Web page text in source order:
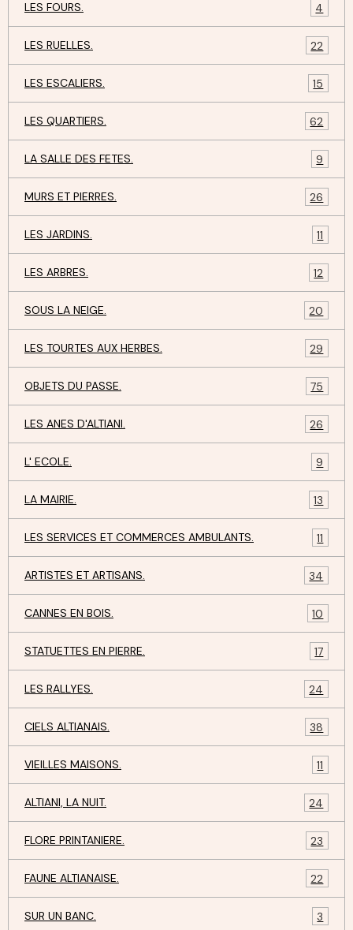
LES FOURS. 4
LES RUELLES. 22
LES ESCALIERS. 15
LES QUARTIERS. 62
LA SALLE DES FETES. 9
MURS ET PIERRES. 26
LES JARDINS. 11
LES ARBRES. 12
SOUS LA NEIGE. 20
LES TOURTES AUX HERBES. 29
OBJETS DU PASSE. 75
LES ANES D'ALTIANI. 26
L' ECOLE. 9
LA MAIRIE. 13
LES SERVICES ET COMMERCES AMBULANTS. 11
ARTISTES ET ARTISANS. 34
CANNES EN BOIS. 10
STATUETTES EN PIERRE. 17
LES RALLYES. 24
CIELS ALTIANAIS. 38
VIEILLES MAISONS. 11
ALTIANI, LA NUIT. 24
FLORE PRINTANIERE. 23
FAUNE ALTIANAISE. 22
SUR UN BANC. 3